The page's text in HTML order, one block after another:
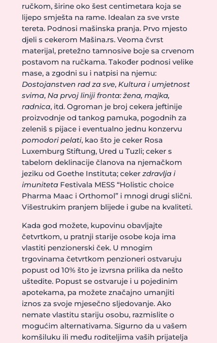
ručkom, širine oko šest centimetara koja se
lijepo smješta na rame. Idealan za sve vrste
tereta. Podnosi mašinska pranja. Prvo mjesto
djeli s cekerom Mašina.rs. Veoma čvrst
materijal, pretežno tamnosive boje sa crvenom
postavom na ručkama. Također podnosi velike
mase, a zgodni su i natpisi na njemu:
Dostojanstven rad za sve,Kultura i umjetnost
svima,Na prvoj liniji fronta: žena, majka,
radnica, itd. Ogroman je broj cekera jeftinije
proizvodnje od tankog pamuka, pogodnih za
zeleniš s pijace i eventualno jednu konzervu
pomodori pelati, kao što je ceker Rosa
Luxemburg Stiftung, Ured u Tuzli; ceker s
tabelom deklinacije članova na njemačkom
jeziku od Goethe Instituta; ceker zdravlja i
imuniteta Festivala MESS “Holistic choice
Pharma Maac i Orthomol” i mnogi drugi slični.
Višestrukim pranjem blijede i gube na kvaliteti.
Kada god možete, kupovinu obavljajte
četvrtkom, u pratnji starije osobe koja ima
vlastiti penzionerski ček. U mnogim
trgovinama četvrtkom penzioneri ostvaruju
popust od 10% što je izvrsna prilika da nešto
uštedite. Popust se ostvaruje i u pojedinim
apotekama, pa možete značajno umanjiti
iznos za svoje mjesečno sljedovanje. Ako
nemate vlastitu stariju osobu, razmislite o
mogućim alternativama. Sigurno da u vašem
komšiluku ili među roditeljima vaših prijatelja